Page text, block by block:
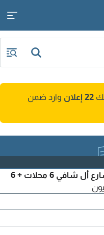
22 إعلان
وارد ضمن
للبيع سوق تجاري 686م في الريان شارع أل شافي 6 محلات + 6